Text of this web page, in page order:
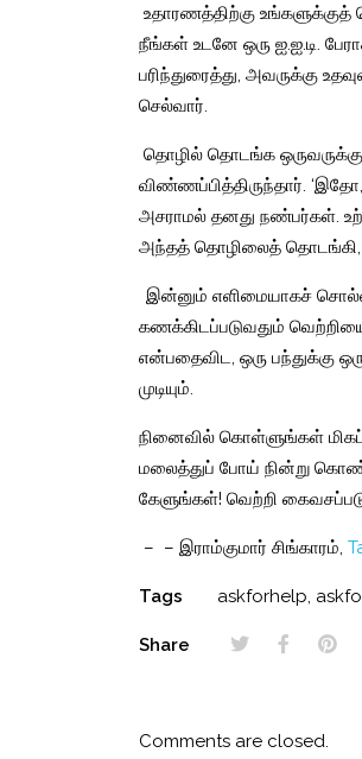
உதாரணத்திற்கு உங்களுக்குத்
நீங்கள் உடனே ஒரு ஐஐடி
பரிந்துரைத்து அவருக்கு
செல்வார்
தொழில் தொடங்க ஒருவருக்கு
விண்ணப்பித்திருந்தார் . ‘இதோ
அசராமல் தனது நண்பர்கள்
அந்தத் தொழிலைத் தொடங்கி
இன்னும் எளிமையாகச்
கணக்கிடப்படுவதும்
என்பதைவிட
ஒரு பந்துக்கு
முடியும்
நினைவில் கொள்ளுங்கள்
மலைத்துப் போய் நின்று
கேளுங்கள்! வெற்றி
– – இராம்குமார் சிங்காரம்,
Tags askforhelp
Share
Comments are closed.